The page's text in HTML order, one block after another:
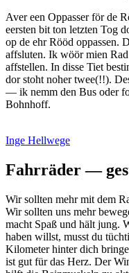
Aver een Oppasser för de
eersten bit ton letzten Tog
op de ehr Rööd oppassen.
affsluten. Ik wöör mien
affstellen. In disse Tiet
dor stoht noher twee(!!).
— ik nemm den Bus oder
Bohnhoff.
Inge Hellwege
Fahrräder —
Wir sollten mehr mit dem
Wir sollten uns mehr
macht Spaß und hält jung.
haben willst, musst du
Kilometer hinter dich
ist gut für das Herz. Der